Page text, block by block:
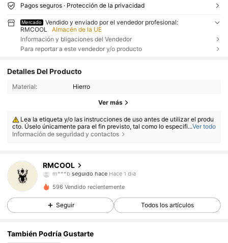
Pagos seguros · Protección de la privacidad
Mercado
Vendido y enviado por el vendedor profesional:
RMCOOL
Almacén de la UE
Información y bligaciones del Vendedor
Para reportar a este vendedor y/o producto
Detalles Del Producto
Material: Hierro
Ver más
Lea la etiqueta y/o las instrucciones de uso antes de utilizar el produ
cto. Úselo únicamente para el fin previsto, tal como lo especifica el fabri
cante. No utilice el producto si está dañado, contaminado, presenta fall
...Ver todo
Información de seguridad y contactos
RMCOOL
m***bseguido hace
a***r está navegando
4,78
233 Seguidores
596 Vendido recientemente
Seguir Todos los artículos
También Podría Gustarte